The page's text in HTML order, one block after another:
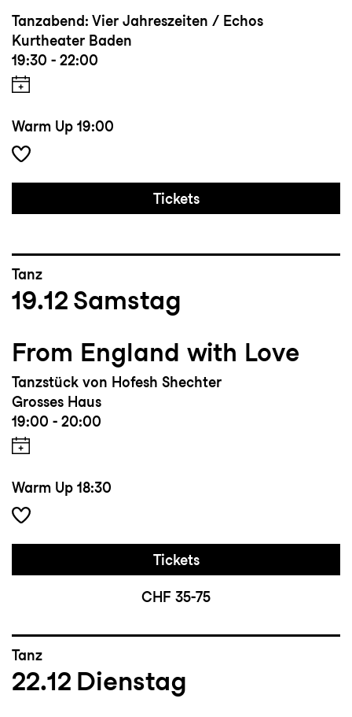
Tanzabend: Vier Jahreszeiten / Echos
Kurtheater Baden
19:30 - 22:00
Warm Up 19:00
Tickets
Tanz
19.12 Samstag
From England with Love
Tanzstück von Hofesh Shechter
Grosses Haus
19:00 - 20:00
Warm Up 18:30
Tickets
CHF 35-75
Tanz
22.12 Dienstag